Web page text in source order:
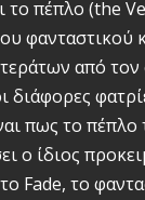
το πέπλο (the
φανταστικού
από
διάφορες
πως το πέπλο
ο ίδιος
Fade, το